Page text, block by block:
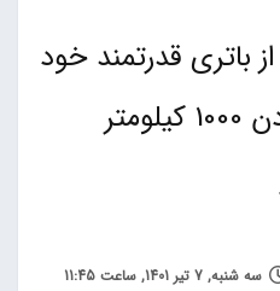
شرکت چینی CATL از باتری قدرتمند خود
رونمایی کرد؛ طی کردن 1000 کیلومتر
سه شنبه, 7 تیر 1401, ساعت 11:45